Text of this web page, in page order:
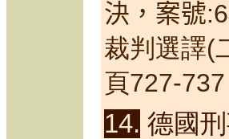
決，案號
裁判選譯(
頁727-737
14. 德國